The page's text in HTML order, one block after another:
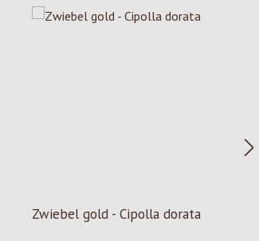
Zwiebel gold - Cipolla dorata